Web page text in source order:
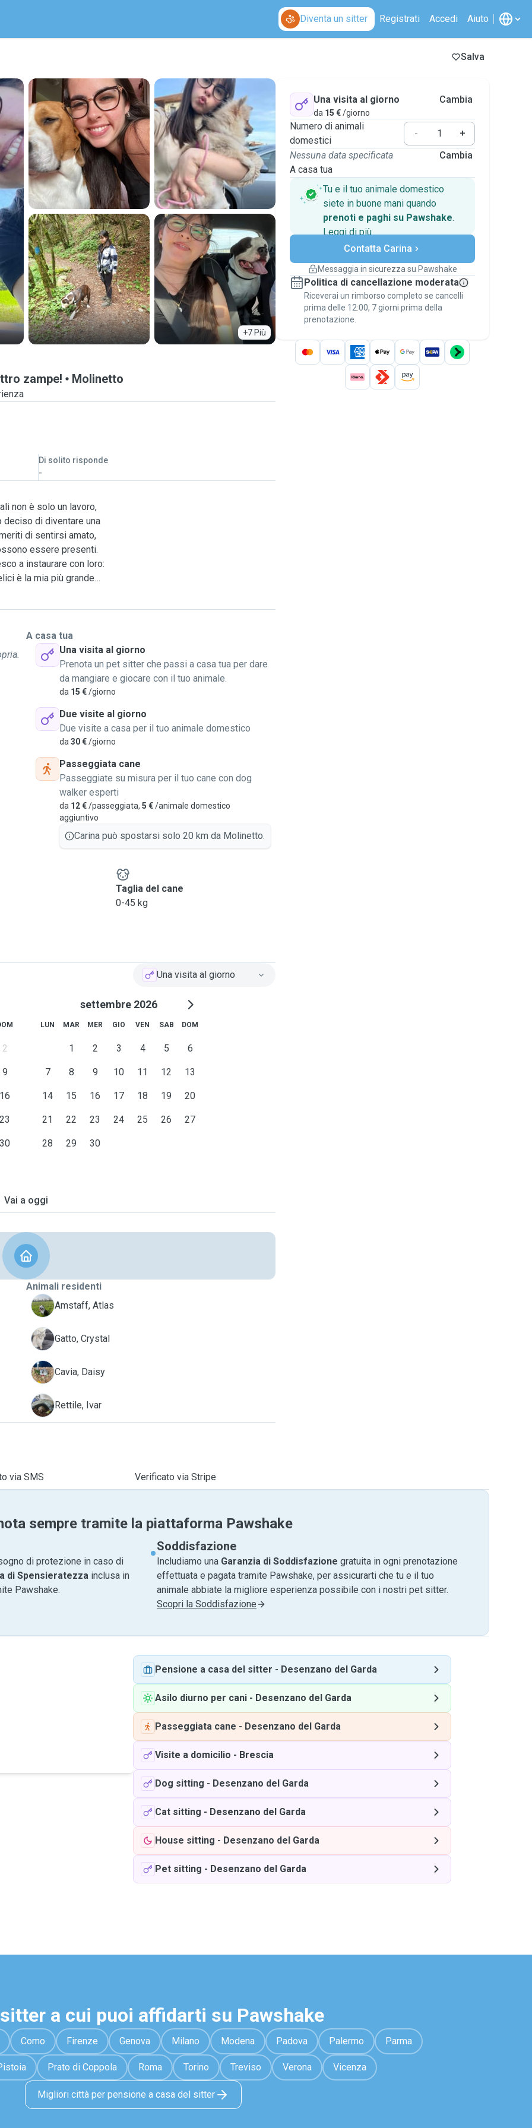
Diventa un sitter Registrati Accedi Aiuto
Salva
+7 Più
zampe! Molinetto
Di solito risponde
-
non è solo un lavoro,
deciso di diventare una
di sentirsi amato,
essere presenti.
a instaurare con loro:
è la mia più grande
solo dei miei animali
proprietari che hanno
degli anni, ho imparato
con cani pieni di
So quanto sia
ed è per questo che
Offro
e compagnia
Durante il tempo
le abitudini alimentari
Il mio obiettivo è
rilassato. Non vedo l'ora
la loro nuova "persona
A casa tua
Una visita al giorno
Prenota un pet sitter che passi a casa tua per dare
da mangiare e giocare con il tuo animale.
da 15 €/giorno
Due visite al giorno
Due visite a casa per il tuo animale domestico
da 30 €/giorno
Passeggiata cane
Passeggiate su misura per il tuo cane con dog
walker esperti
da 12 €/passeggiata, 5 €/animale domestico
aggiuntivo
Carina può spostarsi solo 20 km da Molinetto.
Taglia del cane
0-45 kg
Una visita al giorno
2
9
16
23
30
settembre 2026
LUN MAR MER GIO VEN SAB DOM
1 2 3 4 5 6
7 8 9 10 11 12 13
14 15 16 17 18 19 20
21 22 23 24 25 26 27
28 29 30
Vai a oggi
Animali residenti
A
Amstaff, Atlas
C Gatto, Crystal
D Cavia, Daisy
I Rettile, Ivar
via SMS Verificato via Stripe
Una visita al giorno
da 15 €/giorno
Cambia
Numero di animali
domestici
-
+
Nessuna data specificata
A casa tua
Cambia
Tu e il tuo animale domestico
siete in buone mani quando
prenoti e paghi su Pawshake.
Leggi di piùPagamenti sicuri
Assistenza se i piani
Prenotazioni coperte
Stai su Pawshake - dal primo messaggio al
pagamento - per attivare laGaranzia
Pawshake.
Contatta Carina
Messaggia in sicurezza su Pawshake
Politica di cancellazione moderata
Riceverai un rimborso completo se cancelli
prima delle 12:00, 7 giorni prima della
prenotazione.
sempre tramite la piattaforma Pawshake
di protezione in caso di
di Spensieratezza inclusa in
Pawshake.
Soddisfazione
Includiamo una Garanzia di Soddisfazione gratuita in ogni prenotazione
effettuata e pagata tramite Pawshake, per assicurarti che tu e il tuo
animale abbiate la migliore esperienza possibile con i nostri pet sitter.
Scopri la Soddisfazione
Pensione a casa del sitter - Desenzano del Garda
Asilo diurno per cani - Desenzano del Garda
Passeggiata cane - Desenzano del Garda
Visite a domicilio - Brescia
Dog sitting - Desenzano del Garda
Cat sitting - Desenzano del Garda
House sitting - Desenzano del Garda
Pet sitting - Desenzano del Garda
a cui puoi affidarti su Pawshake
Como Firenze Genova Milano Modena Padova Palermo Parma
Prato di Coppola Roma Torino Treviso Verona Vicenza
Migliori città per pensione a casa del sitter